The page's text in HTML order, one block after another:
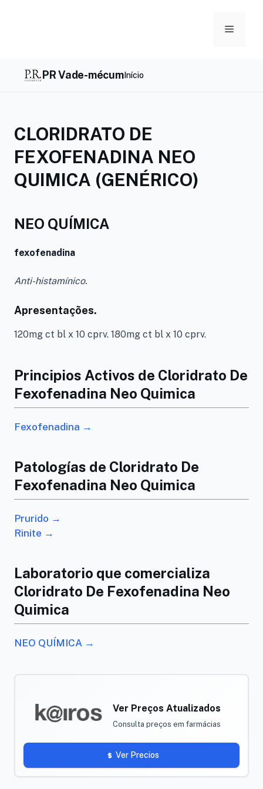
Menu
PR Vade-mécumInício
CLORIDRATO DE
FEXOFENADINA NEO
QUIMICA (GENÉRICO)
NEO QUÍMICA
fexofenadina
Anti-histamínico.
Apresentações.
120mg ct bl x 10 cprv. 180mg ct bl x 10 cprv.
Principios Activos de Cloridrato De
Fexofenadina Neo Quimica
Fexofenadina →
Patologías de Cloridrato De
Fexofenadina Neo Quimica
Prurido →
Rinite →
Laboratorio que comercializa
Cloridrato De Fexofenadina Neo
Quimica
NEO QUÍMICA →
Ver Preços Atualizados
Consulta preços em farmácias
Ver Precios